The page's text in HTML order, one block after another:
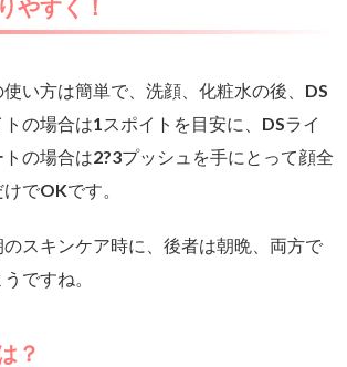
やすく！
い方は簡単で、洗顔、化粧水の後、DS
の場合は1スポイトを目安に、DSライ
の場合は2?3プッシュを手にとって顔全
でOKです。
スキンケア時に、後者は朝晩、両方で
ですね。
？